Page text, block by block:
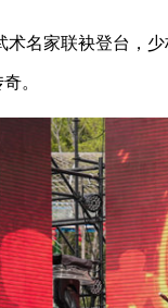
家联袂登台，
。